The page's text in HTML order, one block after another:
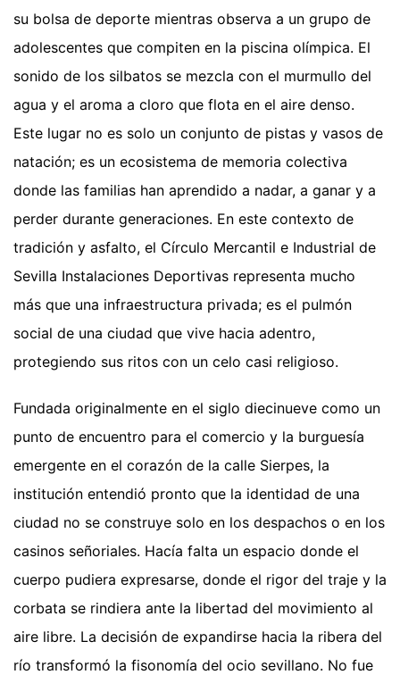
su bolsa de deporte mientras observa a un grupo de
adolescentes que compiten en la piscina olímpica. El
sonido de los silbatos se mezcla con el murmullo del
agua y el aroma a cloro que flota en el aire denso.
Este lugar no es solo un conjunto de pistas y vasos de
natación; es un ecosistema de memoria colectiva
donde las familias han aprendido a nadar, a ganar y a
perder durante generaciones. En este contexto de
tradición y asfalto, el Círculo Mercantil e Industrial de
Sevilla Instalaciones Deportivas representa mucho
más que una infraestructura privada; es el pulmón
social de una ciudad que vive hacia adentro,
protegiendo sus ritos con un celo casi religioso.
Fundada originalmente en el siglo diecinueve como un
punto de encuentro para el comercio y la burguesía
emergente en el corazón de la calle Sierpes, la
institución entendió pronto que la identidad de una
ciudad no se construye solo en los despachos o en los
casinos señoriales. Hacía falta un espacio donde el
cuerpo pudiera expresarse, donde el rigor del traje y la
corbata se rindiera ante la libertad del movimiento al
aire libre. La decisión de expandirse hacia la ribera del
río transformó la fisonomía del ocio sevillano. No fue